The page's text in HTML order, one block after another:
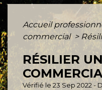
Accueil
commercial >
RÉSILIER
Vérifié le 23 Sep 2022 -